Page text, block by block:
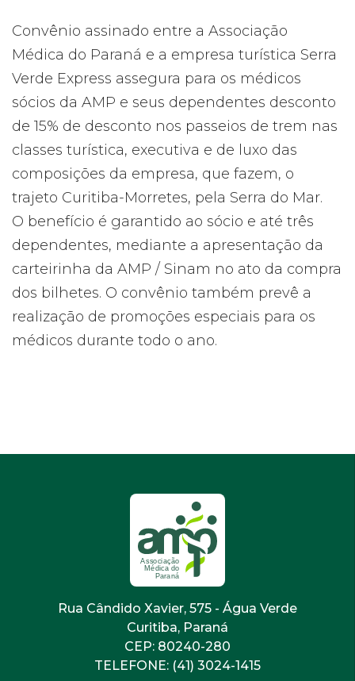
Convênio assinado entre a Associação
Médica do Paraná e a empresa turística Serra
Verde Express assegura para os médicos
sócios da AMP e seus dependentes desconto
de 15% de desconto nos passeios de trem nas
classes turística, executiva e de luxo das
composições da empresa, que fazem, o
trajeto Curitiba-Morretes, pela Serra do Mar.
O benefício é garantido ao sócio e até três
dependentes, mediante a apresentação da
carteirinha da AMP / Sinam no ato da compra
dos bilhetes. O convênio também prevê a
realização de promoções especiais para os
médicos durante todo o ano.
Rua Cândido Xavier, 575 - Água Verde
Curitiba, Paraná
CEP: 80240-280
TELEFONE: (41) 3024-1415